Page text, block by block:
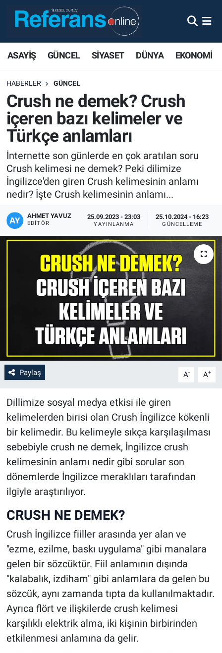
ASAYİŞ GÜNCEL SİYASET DÜNYA EKONOMİ
HABERLER GÜNCEL
Crush ne demek? Crush
içeren bazı kelimeler ve
Türkçe anlamları
İnternette son günlerde en çok aratılan soru
Crush kelimesi ne demek? Peki dilimize
İngilizce'den giren Crush kelimesinin anlamı
nedir? İşte Crush kelimesinin anlamı...
AHMET YAVUZ
EDITÖR
25.09.2023 - 23:03
YAYINLANMA
25.10.2024 - 16:23
GÜNCELLEME
Paylaş A- A+
Dillimize sosyal medya etkisi ile giren
kelimelerden birisi olan Crush İngilizce kökenli
bir kelimedir. Bu kelimeyle sıkça karşılaşılması
sebebiyle crush ne demek, İngilizce crush
kelimesinin anlamı nedir gibi sorular son
dönemlerde İngilizce meraklıları tarafından
ilgiyle araştırılıyor.
CRUSH NE DEMEK?
Crush İngilizce fiiller arasında yer alan ve
"ezme, ezilme, baskı uygulama" gibi manalara
gelen bir sözcüktür. Fiil anlamının dışında
"kalabalık, izdiham" gibi anlamlara da gelen bu
sözcük, aynı zamanda tıpta da kullanılmaktadır.
Ayrıca flört ve ilişkilerde crush kelimesi
karşılıklı elektrik alma, iki kişinin birbirinden
etkilenmesi anlamına da gelir.